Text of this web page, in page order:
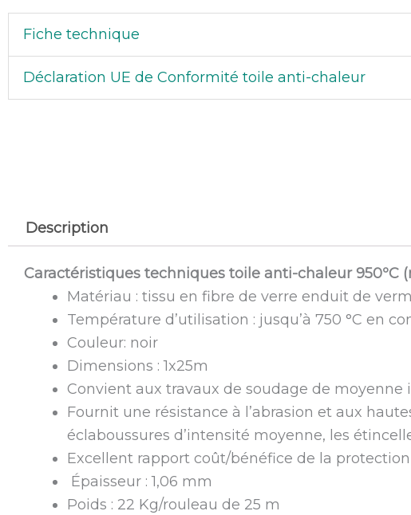
Fiche technique
Déclaration UE de Conformité toile anti-chaleur
Description
Caractéristiques techniques toile anti-chaleur 950ºC
Matériau : tissu en fibre de verre enduit de
Température d’utilisation : jusqu’à 750 °C en
Couleur: noir
Dimensions : 1x25m
Convient aux travaux de soudage de moyenne
Fournit une résistance à l’abrasion et aux
éclaboussures d’intensité moyenne, les
Excellent rapport coût/bénéfice de la protection
Épaisseur : 1,06 mm
Poids : 22 Kg/rouleau de 25 m